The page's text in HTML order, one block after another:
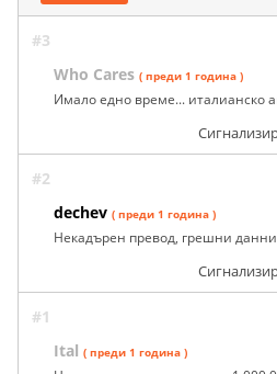
#3
Who Cares ( преди 1 година )
Имало едно време... италианско
#2
dechev ( преди 1 година )
Некадърен превод, грешни
#1
Ital ( преди 1 година )